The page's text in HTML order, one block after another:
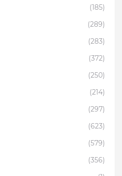
(185)
(289)
(283)
(372)
(250)
(214)
(297)
(623)
(579)
(356)